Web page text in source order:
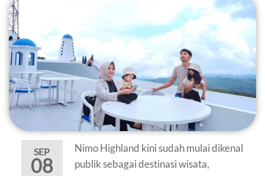
SEP
08
Nimo Highland kini sudah mulai dikenal
publik sebagai destinasi wisata,